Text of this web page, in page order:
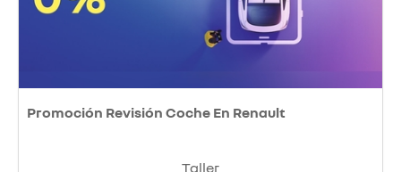
Promoción Revisión Coche En Renault
Taller